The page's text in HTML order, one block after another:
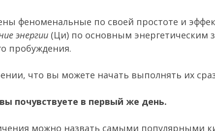
феноменальные по своей простоте и
энергии (Ци) по основным энергетическим
пробуждения.
что вы можете начать выполнять их
почувствуете в первый же день.
можно назвать самыми популярными